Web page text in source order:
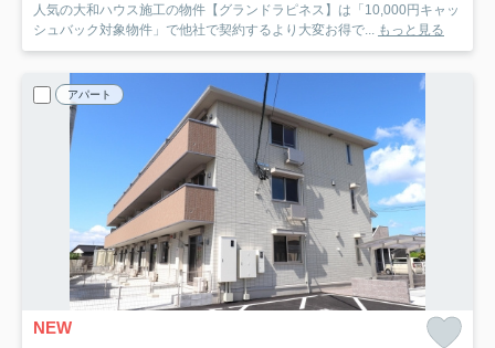
人気の大和ハウス施工の物件【グランドラピネス】は「10,000円キャッ
シュバック対象物件」で他社で契約するより大変お得で... もっと見る
アパート
NEW